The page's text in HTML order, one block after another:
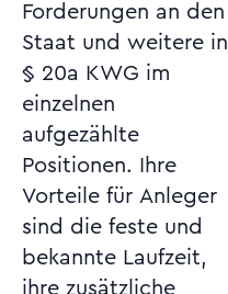
Forderungen an den
Staat und weitere in
§ 20a KWG im
einzelnen
aufgezählte
Positionen. Ihre
Vorteile für Anleger
sind die feste und
bekannte Laufzeit,
ihre zusätzliche
Insofern sind die
kaum durch Asset
Backed Securities zu
ersetzen. Vgl.
Monatsbericht der
EZB vom Februar
2008, S. 91 (ABSs
werden von anderen
Anlegern
nachgefragt als